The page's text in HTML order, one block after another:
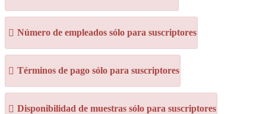
Número de empleados sólo para suscriptores
Términos de pago sólo para suscriptores
Disponibilidad de muestras sólo para suscriptores